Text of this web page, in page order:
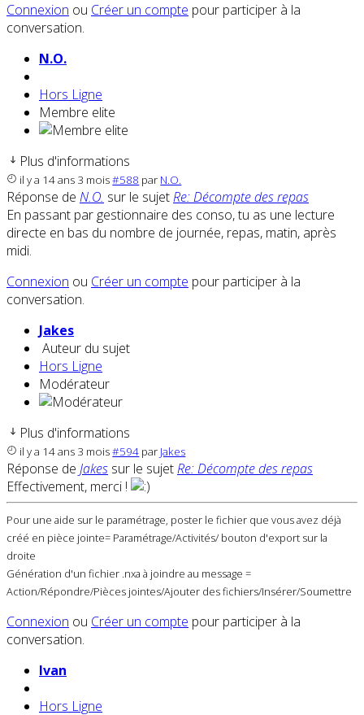
Connexion ou Créer un compte pour participer à la
conversation.
N.O.
Hors Ligne
Membre elite
Plus d'informations
il y a 14 ans 3 mois#588 par N.O.
Réponse de N.O. sur le sujetRe: Décompte des repas
En passant par gestionnaire des conso, tu as une lecture
directe en bas du nombre de journée, repas, matin, après
midi.
Connexion ou Créer un compte pour participer à la
conversation.
Jakes
Auteur du sujet
Hors Ligne
Modérateur
Plus d'informations
il y a 14 ans 3 mois#594 par Jakes
Réponse de Jakes sur le sujetRe: Décompte des repas
Effectivement, merci !
Pour une aide sur le paramétrage, poster le fichier que vous avez déjà
créé en pièce jointe= Paramétrage/Activités/ bouton d'export sur la
droite
Génération d'un fichier .nxa à joindre au message =
Action/Répondre/Pièces jointes/Ajouter des fichiers/Insérer/Soumettre
Connexion ou Créer un compte pour participer à la
conversation.
Ivan
Hors Ligne